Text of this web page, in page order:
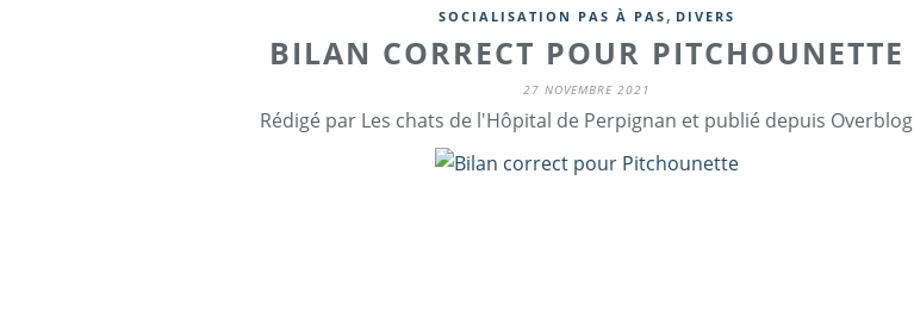
SOCIALISATION PAS À PAS , DIVERS
BILAN CORRECT POUR PITCHOUNETTE
27 NOVEMBRE 2021
Rédigé par Les chats de l'Hôpital de Perpignan et publié depuis Overblog